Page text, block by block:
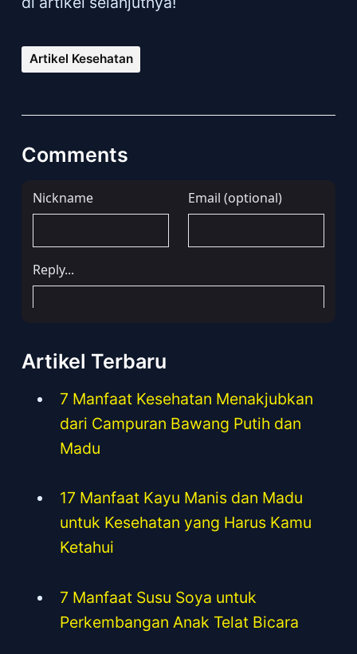
Artikel Kesehatan
Comments
Artikel Terbaru
7 Manfaat Kesehatan Menakjubkan
dari Campuran Bawang Putih dan
Madu
17 Manfaat Kayu Manis dan Madu
untuk Kesehatan yang Harus Kamu
Ketahui
7 Manfaat Susu Soya untuk
Perkembangan Anak Telat Bicara